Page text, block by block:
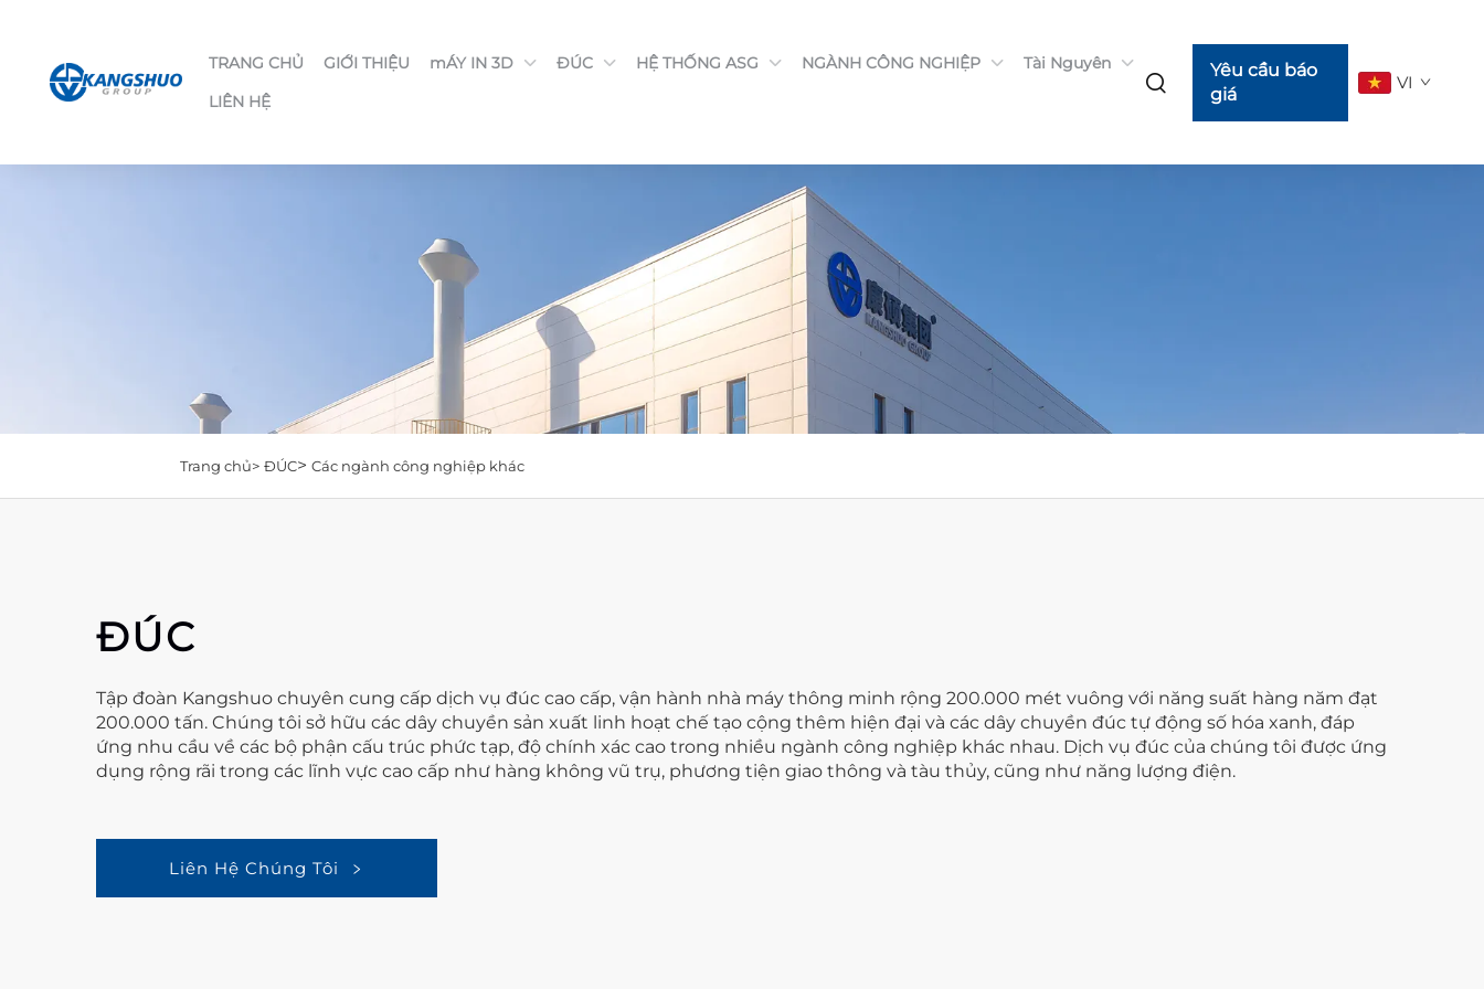
TRANG CHỦ GIỚI THIỆU mÁY IN 3D ĐÚC HỆ THỐNG ASG NGÀNH CÔNG NGHIỆP
Tài Nguyên
LIÊN HỆ
Yêu cầu báo
giá
VI
Trang chủ> ĐÚC> Các ngành công nghiệp khác
ĐÚC
Tập đoàn Kangshuo chuyên cung cấp dịch vụ đúc cao cấp, vận hành nhà máy thông minh rộng 200.000 mét vuông với năng suất hàng năm đạt
200.000 tấn. Chúng tôi sở hữu các dây chuyền sản xuất linh hoạt chế tạo cộng thêm hiện đại và các dây chuyền đúc tự động số hóa xanh, đáp
ứng nhu cầu về các bộ phận cấu trúc phức tạp, độ chính xác cao trong nhiều ngành công nghiệp khác nhau. Dịch vụ đúc của chúng tôi được ứng
dụng rộng rãi trong các lĩnh vực cao cấp như hàng không vũ trụ, phương tiện giao thông và tàu thủy, cũng như năng lượng điện.
Liên Hệ Chúng Tôi